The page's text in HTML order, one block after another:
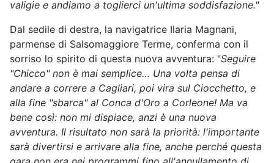
valigie e andiamo a toglierci un'ultima soddisfazione."
Dal sedile di destra, la navigatrice Ilaria Magnani,
parmense di Salsomaggiore Terme, conferma con il
sorriso lo spirito di questa nuova avventura: "Seguire
"Chicco" non è mai semplice… Una volta pensa di
andare a correre a Cagliari, poi vira sul Ciocchetto, e
alla fine "sbarca" al Conca d'Oro a Corleone! Ma va
bene così: non mi dispiace, anzi è una nuova
avventura. Il risultato non sarà la priorità: l'importante
sarà divertirsi e arrivare alla fine, anche perché questa